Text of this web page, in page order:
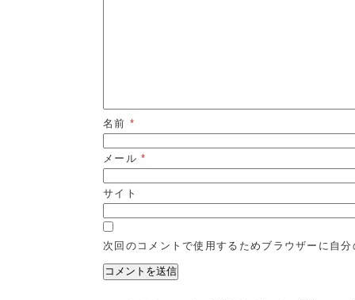
名前 *
メール*
サイト
次回のコメントで使用するためブラウザーに自